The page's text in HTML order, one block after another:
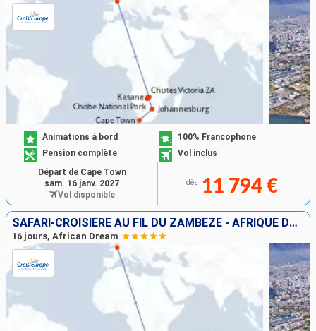
Animations à bord
100% Francophone
Pension complète
Vol inclus
dès 11 794 €
Départ de Cape Town
sam. 16 janv. 2027
Vol disponible
SAFARI-CROISIÈRE AU FIL DU ZAMBÈZE - AFRIQUE DU SUD, BOTSWANA, NAMIBIE, ZIMBABWE AVEC PRÉ-PROGRAMME "LA PÉNINSULE DU CAP"
16 jours, African Dream